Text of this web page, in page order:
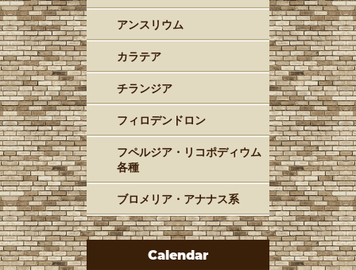
アンスリウム
カラテア
チランジア
フィロデンドロン
フペルジア・リコポディウム
各種
ブロメリア・アナナス系
Calendar